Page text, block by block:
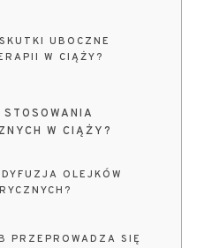
UBOCZNE
W CIĄŻY?
W CIĄŻY?
OLEJKÓW
PRZEPROWADZA SIĘ